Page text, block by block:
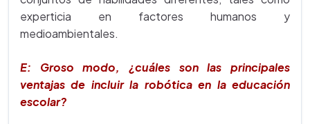
experticia en factores humanos y
medioambientales.
E: Groso modo, ¿cuáles son las principales
ventajas de incluir la robótica en la educación
escolar?